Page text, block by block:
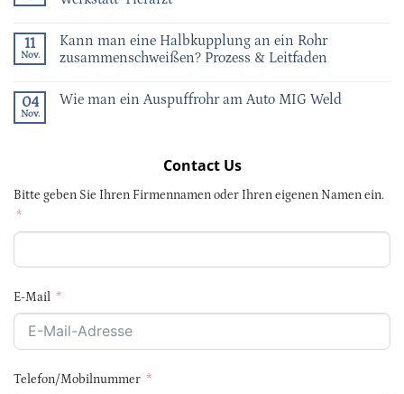
11
Nov.
Kann man eine Halbkupplung an ein Rohr
zusammenschweißen? Prozess & Leitfaden
04
Nov.
Wie man ein Auspuffrohr am Auto MIG Weld
Contact Us
Bitte geben Sie Ihren Firmennamen oder Ihren eigenen Namen ein.
E-Mail
Telefon/Mobilnummer